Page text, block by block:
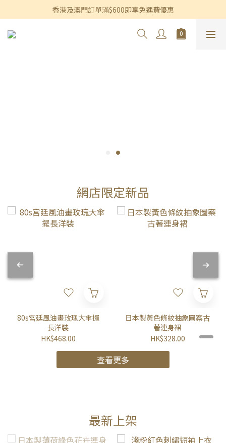
香港及澳門訂單滿$600即享免運費優惠
香港及澳門訂單滿$600即享免運費優惠
3個月內買滿$1,200可享永久九折優惠
網店限定新品
80s宮廷風油畫玫瑰大傘擺
長洋裝
HK$468.00
日本製黃色條紋抽象圖案古
著連身裙
HK$328.00
查看更多
最新上架